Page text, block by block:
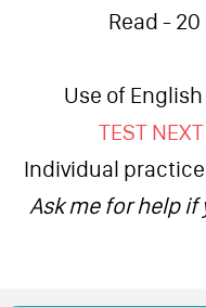
Read -
Use of
TEST
Individual
Ask me for help if